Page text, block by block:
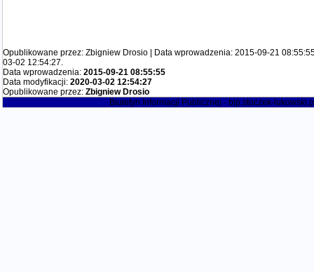
Opublikowane przez: Zbigniew Drosio | Data wprowadzenia: 2015-09-21
03-02 12:54:27.
Data wprowadzenia: 2015-09-21 08:55:55
Data modyfikacji: 2020-03-02 12:54:27
Opublikowane przez: Zbigniew Drosio
Biuletyn Informacji Publicznej - bip.stoczek-